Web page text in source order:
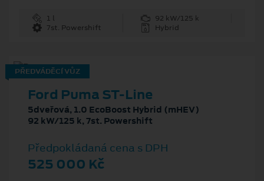
1 l
92 kW/125 k
7st. Powershift
Hybrid
PŘEDVÁDĚCÍ VŮZ
Ford Puma ST-Line
5dveřová, 1.0 EcoBoost Hybrid (mHEV)
92 kW/125 k, 7st. Powershift
Předpokládaná cena s DPH
525 000 Kč